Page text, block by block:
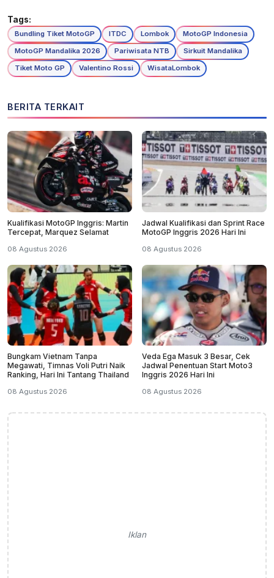
Tags:
Bundling Tiket MotoGP ITDC Lombok
MotoGP Indonesia
MotoGP Mandalika 2026
Pariwisata NTB
Sirkuit Mandalika
Tiket Moto GP
Valentino Rossi WisataLombok
BERITA TERKAIT
Kualifikasi MotoGP Inggris: Martin
Tercepat, Marquez Selamat
08 Agustus 2026
Jadwal Kualifikasi dan Sprint Race
MotoGP Inggris 2026 Hari Ini
08 Agustus 2026
Bungkam Vietnam Tanpa
Megawati, Timnas Voli Putri Naik
Ranking, Hari Ini Tantang Thailand
08 Agustus 2026
Veda Ega Masuk 3 Besar, Cek
Jadwal Penentuan Start Moto3
Inggris 2026 Hari Ini
08 Agustus 2026
Iklan